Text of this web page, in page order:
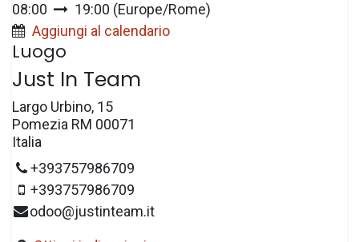
08:00 19:00 (Europe/Rome)
Aggiungi al calendario
Luogo
Just In Team
Largo Urbino, 15
Pomezia RM 00071
Italia
+393757986709
+393757986709
odoo@justinteam.it